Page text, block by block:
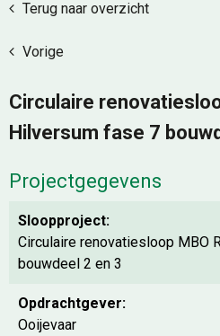
Terug naar overzicht
Vorige
Circulaire
Hilversum fase 7
Projectgegevens
Sloopproject:
Circulaire renovatiesloop MBO
bouwdeel 2 en 3
Opdrachtgever:
Ooijevaar